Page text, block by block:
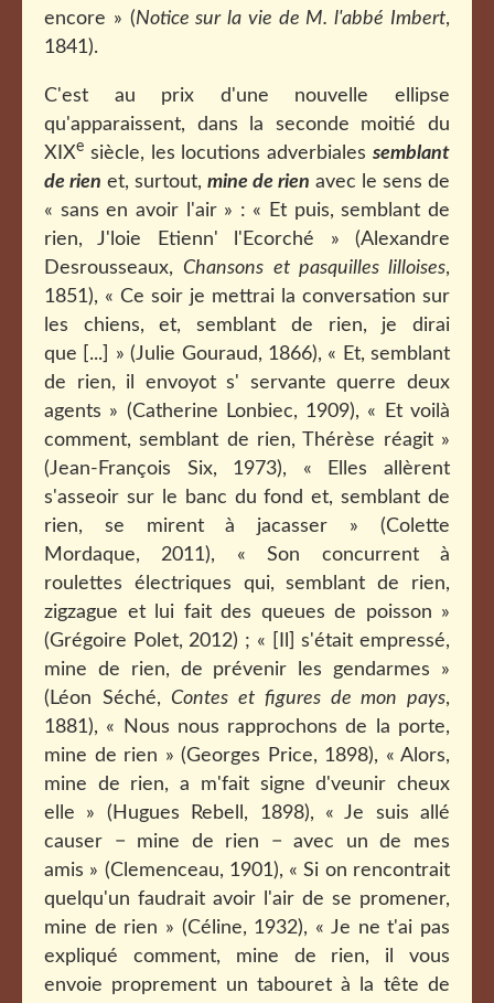
encore » (Notice sur la vie de M. l'abbé Imbert,
1841).
C'est au prix d'une nouvelle ellipse
qu'apparaissent, dans la seconde moitié du
XIXe siècle, les locutions adverbiales semblant
de rien et, surtout, mine de rien avec le sens de
« sans en avoir l'air » : « Et puis, semblant de
rien, J'loie Etienn' l'Ecorché » (Alexandre
Desrousseaux, Chansons et pasquilles lilloises,
1851), « Ce soir je mettrai la conversation sur
les chiens, et, semblant de rien, je dirai
que [...] » (Julie Gouraud, 1866), « Et, semblant
de rien, il envoyot s' servante querre deux
agents » (Catherine Lonbiec, 1909), « Et voilà
comment, semblant de rien, Thérèse réagit »
(Jean-François Six, 1973), « Elles allèrent
s'asseoir sur le banc du fond et, semblant de
rien, se mirent à jacasser » (Colette
Mordaque, 2011), « Son concurrent à
roulettes électriques qui, semblant de rien,
zigzague et lui fait des queues de poisson »
(Grégoire Polet, 2012) ; « [Il] s'était empressé,
mine de rien, de prévenir les gendarmes »
(Léon Séché, Contes et figures de mon pays,
1881), « Nous nous rapprochons de la porte,
mine de rien » (Georges Price, 1898), « Alors,
mine de rien, a m'fait signe d'veunir cheux
elle » (Hugues Rebell, 1898), « Je suis allé
causer − mine de rien − avec un de mes
amis » (Clemenceau, 1901), « Si on rencontrait
quelqu'un faudrait avoir l'air de se promener,
mine de rien » (Céline, 1932), « Je ne t'ai pas
expliqué comment, mine de rien, il vous
envoie proprement un tabouret à la tête de